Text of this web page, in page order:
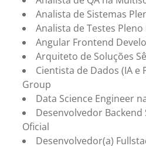
Analista de Sistemas
Analista de Testes Pleno
Angular Frontend
Arquiteto de Soluções
Cientista de Dados (IA e
Group
Data Science Engineer
Desenvolvedor
Oficial
Desenvolvedor(a)